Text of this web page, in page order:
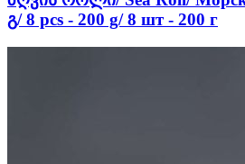
გ/ 8 pcs - 200 g/ 8 шт - 200 г